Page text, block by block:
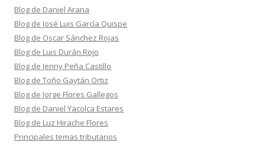
Blog de Daniel Arana
Blog de José Luis García Quispe
Blog de Oscar Sánchez Rojas
Blog de Luis Durán Rojo
Blog de Jenny Peña Castillo
Blog de Toño Gaytán Ortiz
Blog de Jorge Flores Gallegos
Blog de Daniel Yacolca Estares
Blog de Luz Hirache Flores
Principales temas tributarios